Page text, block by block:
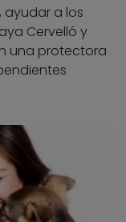
ayudar a los
Cervelló y
una protectora